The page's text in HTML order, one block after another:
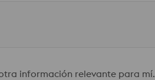
información relevante para mí.